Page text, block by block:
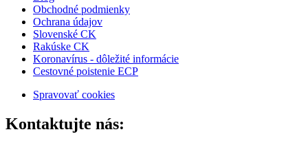
Obchodné podmienky
Ochrana údajov
Slovenské CK
Rakúske CK
Koronavírus - dôležité informácie
Cestovné poistenie ECP
Spravovať cookies
Kontaktujte nás: